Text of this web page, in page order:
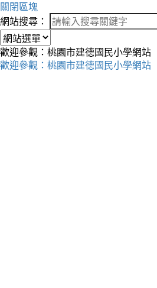
關閉區塊
網站搜尋：
歡迎參觀：桃園市建德國民小學網站
歡迎參觀：桃園市建德國民小學網站